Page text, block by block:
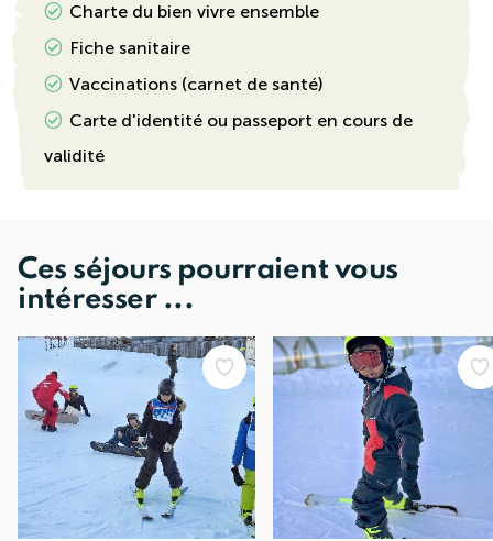
Charte du bien vivre ensemble
Fiche sanitaire
Vaccinations (carnet de santé)
Carte d'identité ou passeport en cours de
validité
Ces séjours pourraient vous
intéresser ...